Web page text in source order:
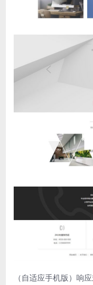
（自适应手机版）响